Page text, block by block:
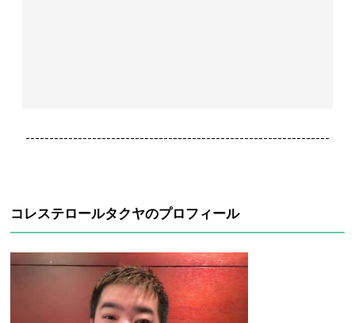
----------------------------------------------------------------
コレステロールタクヤのプロフィール